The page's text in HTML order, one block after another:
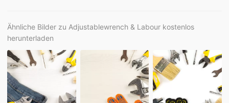
Ähnliche Bilder zu Adjustablewrench & Labour kostenlos
herunterladen